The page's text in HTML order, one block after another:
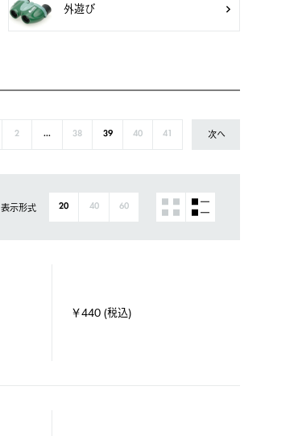
外遊び
2 ... 38 39 40 41 次へ
表示形式 20 40 60
￥440 (税込)